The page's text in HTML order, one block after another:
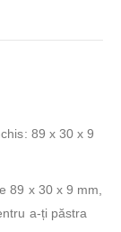
89 x 30 x 9
89 x 30 x 9 mm,
a-ți păstra